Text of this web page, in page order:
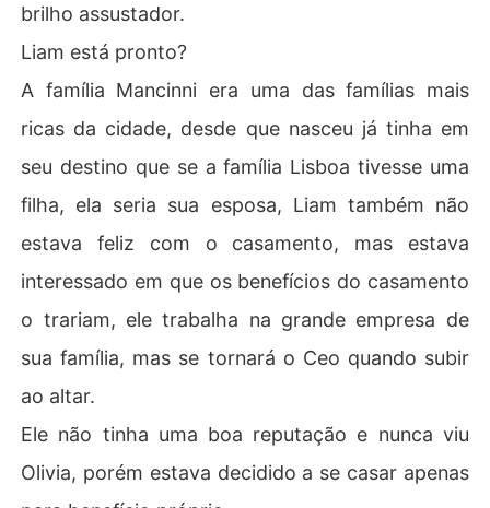
brilho assustador.
Liam está pronto?
A família Mancinni era uma das famílias mais
ricas da cidade, desde que nasceu já tinha em
seu destino que se a família Lisboa tivesse uma
filha, ela seria sua esposa, Liam também não
estava feliz com o casamento, mas estava
interessado em que os benefícios do casamento
o trariam, ele trabalha na grande empresa de
sua família, mas se tornará o Ceo quando subir
ao altar.
Ele não tinha uma boa reputação e nunca viu
Olivia, porém estava decidido a se casar apenas